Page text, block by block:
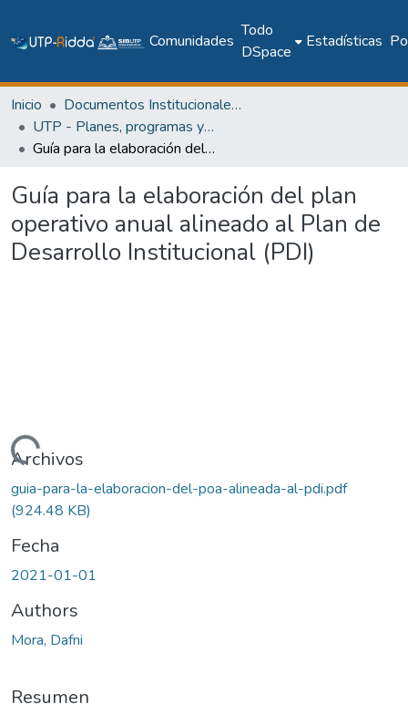
Comunidades
Todo
DSpace
Estadísticas
Inicio
Documentos Institucionales y Memoria Universitaria
UTP - Planes, programas y documentos oficiales
Guía para la elaboración del plan operativo anual alineado al Plan de Desarrollo Institucional (PDI)
Guía para la elaboración del plan
operativo anual alineado al Plan de
Desarrollo Institucional (PDI)
Archivos
guia-para-la-elaboracion-del-poa-alineada-al-pdi.pdf
(924.48 KB)
Fecha
2021-01-01
Authors
Mora, Dafni
Resumen